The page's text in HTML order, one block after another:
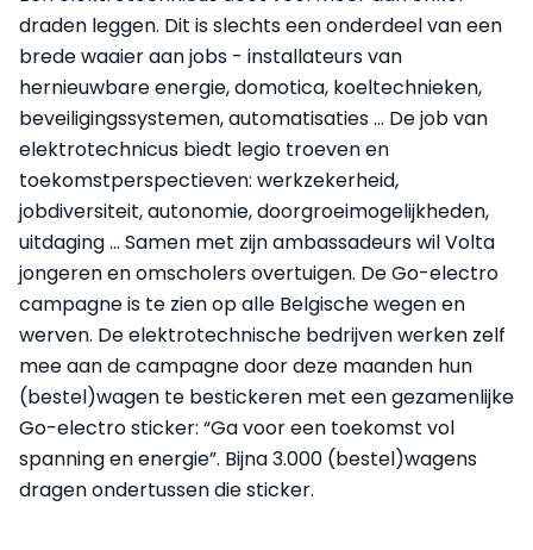
draden leggen. Dit is slechts een onderdeel van een
brede waaier aan jobs - installateurs van
hernieuwbare energie, domotica, koeltechnieken,
beveiligingssystemen, automatisaties ... De job van
elektrotechnicus biedt legio troeven en
toekomstperspectieven: werkzekerheid,
jobdiversiteit, autonomie, doorgroeimogelijkheden,
uitdaging … Samen met zijn ambassadeurs wil Volta
jongeren en omscholers overtuigen. De Go-electro
campagne is te zien op alle Belgische wegen en
werven. De elektrotechnische bedrijven werken zelf
mee aan de campagne door deze maanden hun
(bestel)wagen te bestickeren met een gezamenlijke
Go-electro sticker: “Ga voor een toekomst vol
spanning en energie”. Bijna 3.000 (bestel)wagens
dragen ondertussen die sticker.